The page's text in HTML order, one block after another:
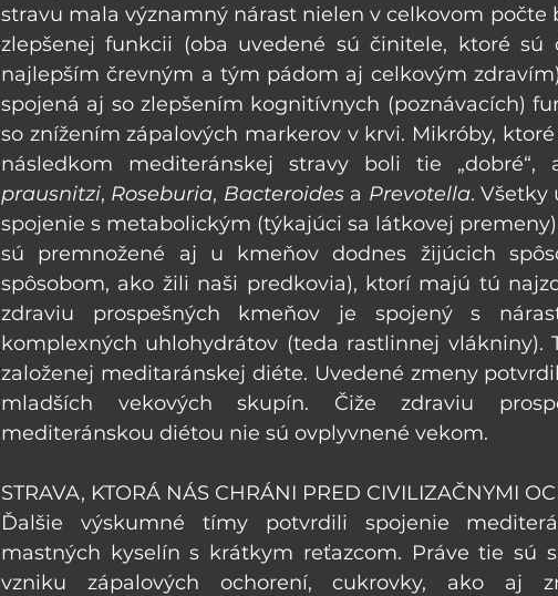
stravu mala významný nárast nielen v celkovom počte
zlepšenej funkcii (oba uvedené sú činitele, ktoré sú
najlepším črevným a tým pádom aj celkovým
spojená aj so zlepšením kognitívnych (poznávacích)
so znížením zápalových markerov v krvi. Mikróby,
následkom mediteránskej stravy boli tie „dobré“,
prausnitzi, Roseburia, Bacteroides a Prevotella. Všetky
spojenie s metabolickým (týkajúci sa látkovej
sú premnožené aj u kmeňov dodnes žijúcich
spôsobom, ako žili naši predkovia), ktorí majú tú
zdraviu prospešných kmeňov je spojený s
komplexných uhlohydrátov (teda rastlinnej vlákniny).
založenej meditaránskej diéte. Uvedené zmeny
mladších vekových skupín. Čiže zdraviu
mediteránskou diétou nie sú ovplyvnené vekom.
STRAVA, KTORÁ NÁS CHRÁNI PRED CIVILIZAČNYMI
Ďalšie výskumné tímy potvrdili spojenie
mastných kyselín s krátkym reťazcom. Práve tie sú
vzniku zápalových ochorení, cukrovky, ako aj